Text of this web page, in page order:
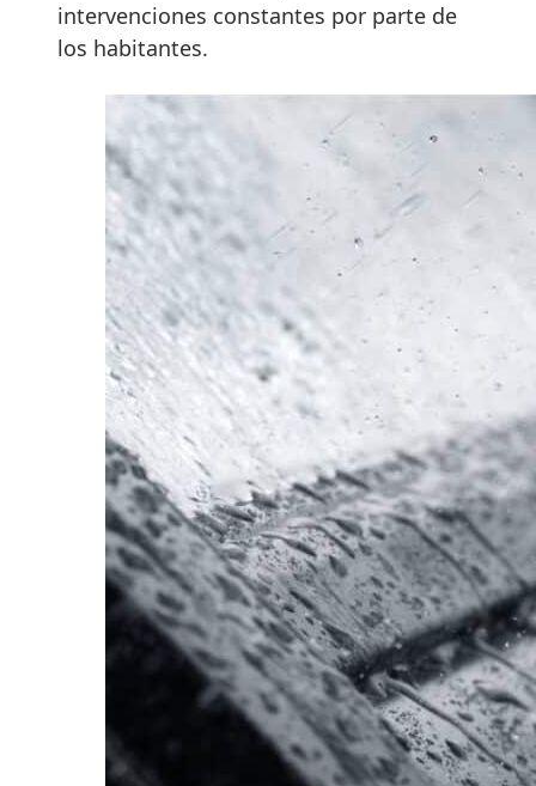
intervenciones constantes por parte de
los habitantes.